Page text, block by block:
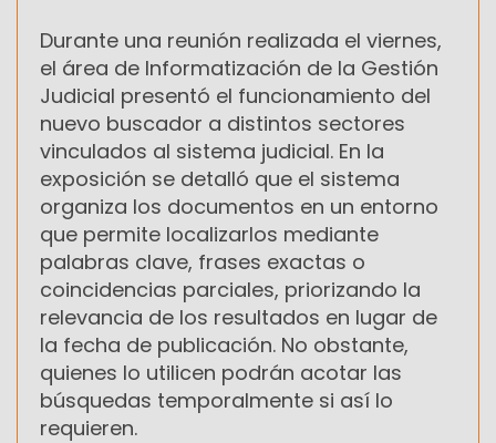
Durante una reunión realizada el viernes,
el área de Informatización de la Gestión
Judicial presentó el funcionamiento del
nuevo buscador a distintos sectores
vinculados al sistema judicial. En la
exposición se detalló que el sistema
organiza los documentos en un entorno
que permite localizarlos mediante
palabras clave, frases exactas o
coincidencias parciales, priorizando la
relevancia de los resultados en lugar de
la fecha de publicación. No obstante,
quienes lo utilicen podrán acotar las
búsquedas temporalmente si así lo
requieren.